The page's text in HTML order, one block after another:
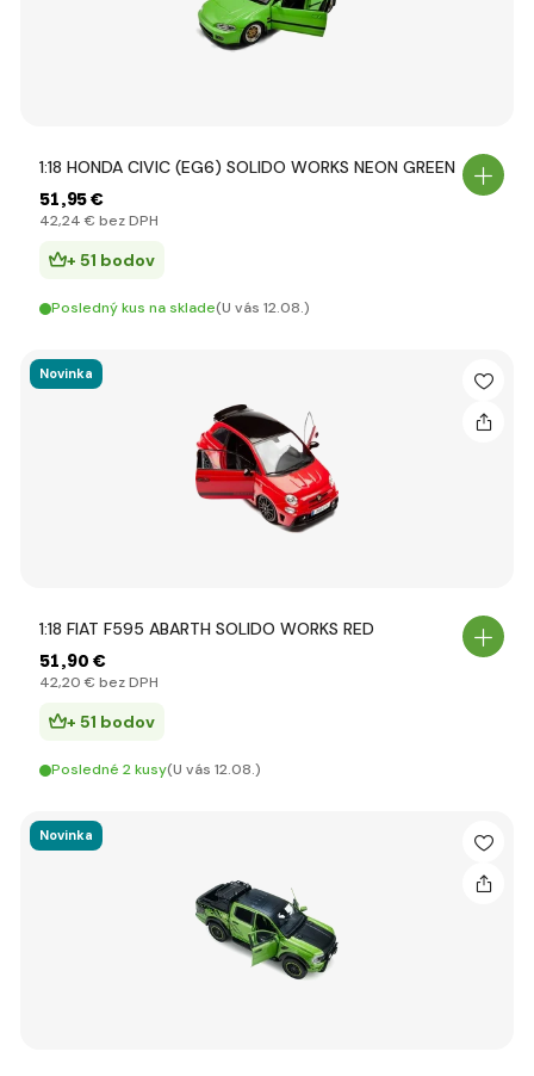
1:18 HONDA CIVIC (EG6) SOLIDO WORKS NEON GREEN
51,95 €
42,24 € bez DPH
+ 51 bodov
Posledný kus na sklade(U vás 12.08.)
Novinka
1:18 FIAT F595 ABARTH SOLIDO WORKS RED
51,90 €
42,20 € bez DPH
+ 51 bodov
Posledné 2 kusy(U vás 12.08.)
Novinka